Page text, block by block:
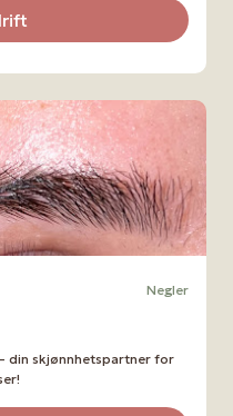
Negler
din skjønnhetspartner for